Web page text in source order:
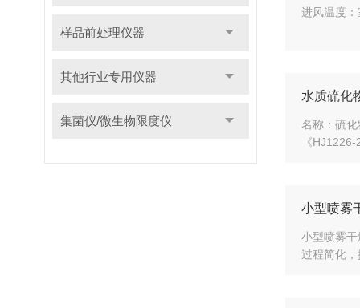
样品前处理仪器
其他行业专用仪器
集菌仪/微生物限度仪
进风温度
水质硫化
名称：硫
《
小型喷雾
小型喷雾
过程简化